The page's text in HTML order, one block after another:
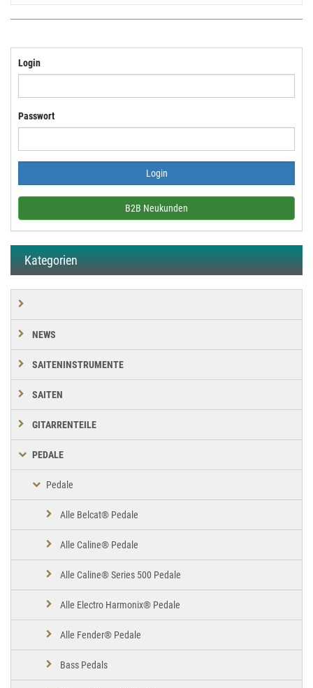
Login
Passwort
B2B Neukunden
Kategorien
NEWS
SAITENINSTRUMENTE
SAITEN
GITARRENTEILE
PEDALE
Pedale
Alle Belcat® Pedale
Alle Caline® Pedale
Alle Caline® Series 500 Pedale
Alle Electro Harmonix® Pedale
Alle Fender® Pedale
Bass Pedals